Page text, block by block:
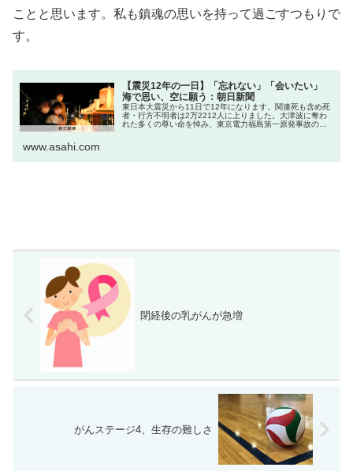
ことと思います。私も鎮魂の思いを持って過ごすつもりで
す。
【震災12年の一日】「忘れない」「会いたい」
海で思い、空に願う：朝日新聞
東日本大震災から11日で12年になります。関連死も含め死
者・行方不明者は2万2212人に上りました。大津波に奪わ
れた多くの尊い命を悼み、東京電力福島第一原発事故の影
www.asahi.com
閉経後の乳がんが急増
がんステージ4、生存の難しさ